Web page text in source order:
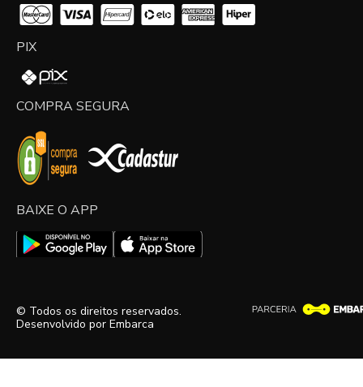
PIX
COMPRA SEGURA
BAIXE O APP
© Todos os direitos reservados.
Desenvolvido por Embarca